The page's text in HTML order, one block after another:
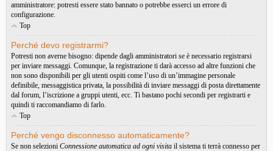
amministratore: potresti essere stato bannato o potrebbe esserci un errore di
configurazione.
Top
Perché devo registrarmi?
Potresti non averne bisogno: dipende dagli amministratori se è necessario registrarsi
per inviare messaggi. Comunque, la registrazione ti darà accesso ad altre funzioni che
non sono disponibili per gli utenti ospiti come l’uso di un’immagine personale
definibile, messaggistica privata, la possibilità di inviare messaggi di posta direttamente
dal forum, l’iscrizione a gruppi utenti, ecc. Ti bastano pochi secondi per registrarti e
quindi ti raccomandiamo di farlo.
Top
Perché vengo disconnesso automaticamente?
Se non selezioni Connessione automatica ad ogni visita il sistema ti terrà connesso per